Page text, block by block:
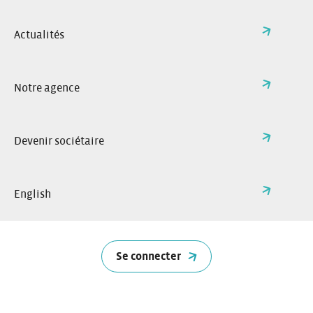
Actualités
Notre agence
Devenir sociétaire
English
Se connecter